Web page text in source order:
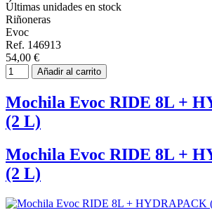
Últimas unidades en stock
Riñoneras
Evoc
Ref. 146913
54,00 €
Añadir al carrito
Mochila Evoc RIDE 8L +
(2 L)
Mochila Evoc RIDE 8L +
(2 L)